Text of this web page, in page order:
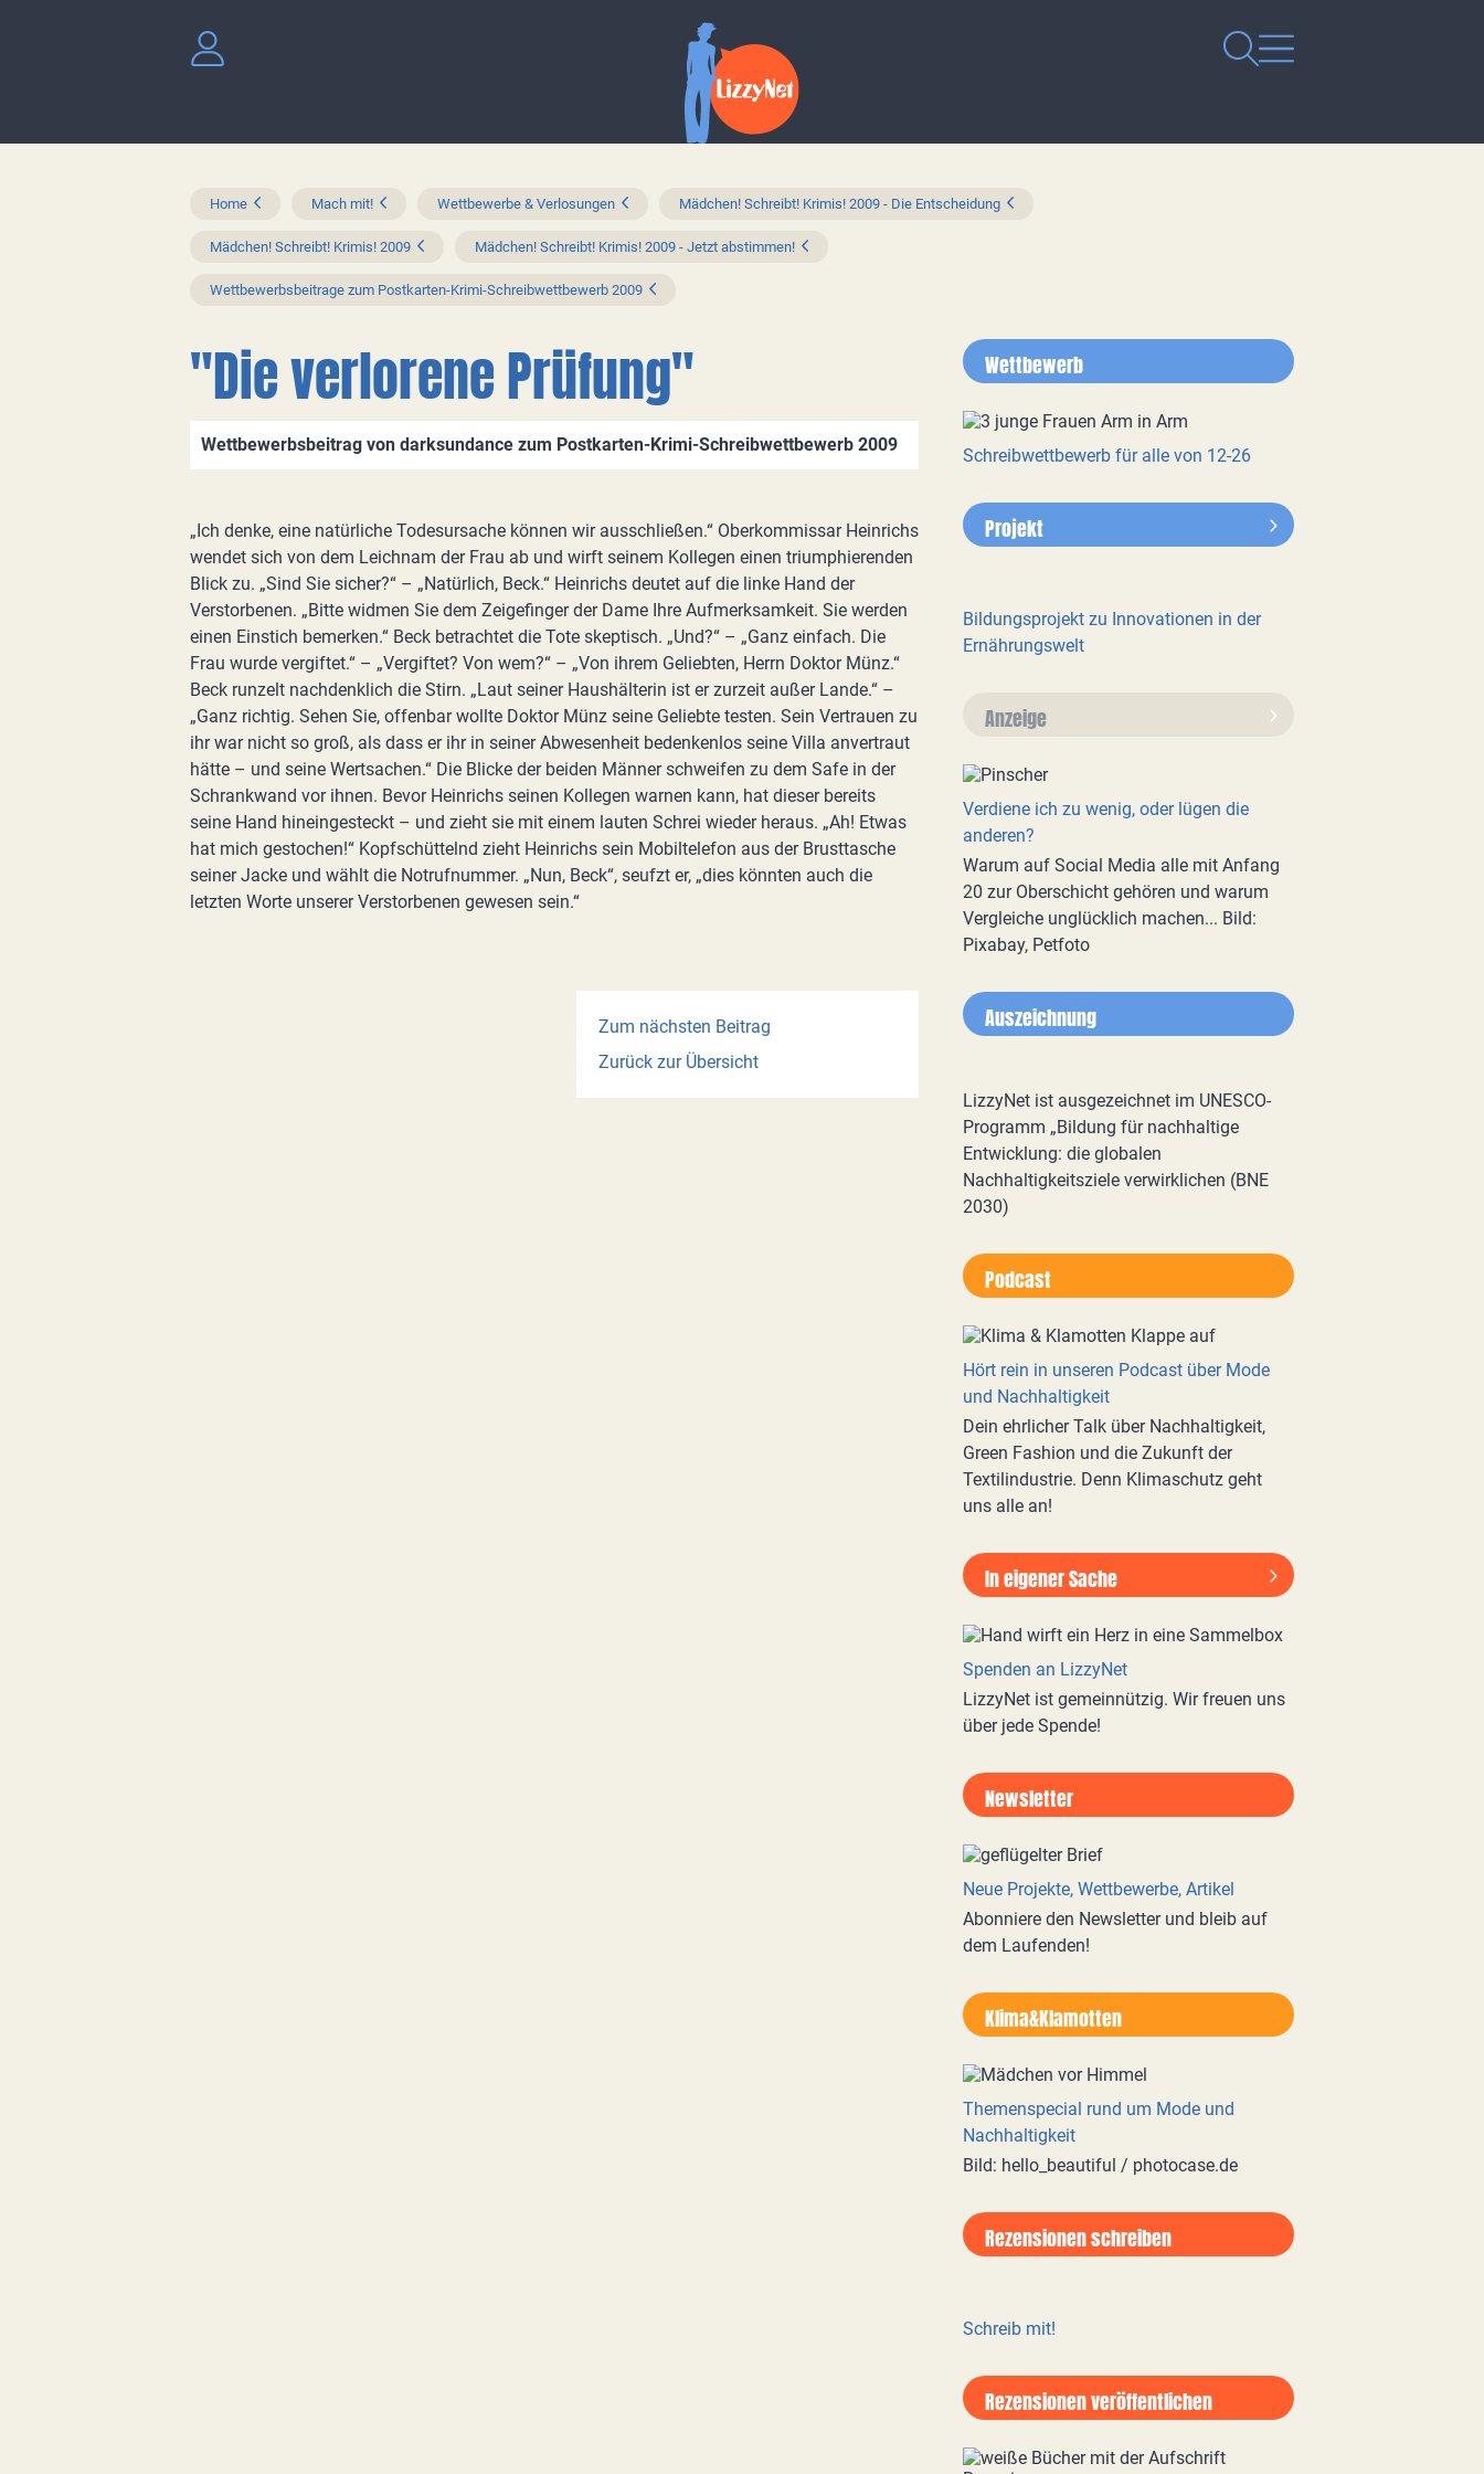
Home Mach mit! Wettbewerbe & Verlosungen Mädchen! Schreibt! Krimis! 2009 - Die Entscheidung
Mädchen! Schreibt! Krimis! 2009 Mädchen! Schreibt! Krimis! 2009 - Jetzt abstimmen!
Wettbewerbsbeitrage zum Postkarten-Krimi-Schreibwettbewerb 2009
"Die verlorene Prüfung"
Wettbewerbsbeitrag von darksundance zum Postkarten-Krimi-Schreibwettbewerb 2009
„Ich denke, eine natürliche Todesursache können wir ausschließen.“ Oberkommissar Heinrichs
wendet sich von dem Leichnam der Frau ab und wirft seinem Kollegen einen triumphierenden
Blick zu. „Sind Sie sicher?“ – „Natürlich, Beck.“ Heinrichs deutet auf die linke Hand der
Verstorbenen. „Bitte widmen Sie dem Zeigefinger der Dame Ihre Aufmerksamkeit. Sie werden
einen Einstich bemerken.“ Beck betrachtet die Tote skeptisch. „Und?“ – „Ganz einfach. Die
Frau wurde vergiftet.“ – „Vergiftet? Von wem?“ – „Von ihrem Geliebten, Herrn Doktor Münz.“
Beck runzelt nachdenklich die Stirn. „Laut seiner Haushälterin ist er zurzeit außer Lande.“ –
„Ganz richtig. Sehen Sie, offenbar wollte Doktor Münz seine Geliebte testen. Sein Vertrauen zu
ihr war nicht so groß, als dass er ihr in seiner Abwesenheit bedenkenlos seine Villa anvertraut
hätte – und seine Wertsachen.“ Die Blicke der beiden Männer schweifen zu dem Safe in der
Schrankwand vor ihnen. Bevor Heinrichs seinen Kollegen warnen kann, hat dieser bereits
seine Hand hineingesteckt – und zieht sie mit einem lauten Schrei wieder heraus. „Ah! Etwas
hat mich gestochen!“ Kopfschüttelnd zieht Heinrichs sein Mobiltelefon aus der Brusttasche
seiner Jacke und wählt die Notrufnummer. „Nun, Beck“, seufzt er, „dies könnten auch die
letzten Worte unserer Verstorbenen gewesen sein.“
Zum nächsten Beitrag
Zurück zur Übersicht
Wettbewerb
Schreibwettbewerb für alle von 12-26
Projekt
Bildungsprojekt zu Innovationen in der
Ernährungswelt
Anzeige
Verdiene ich zu wenig, oder lügen die
anderen?
Warum auf Social Media alle mit Anfang
20 zur Oberschicht gehören und warum
Vergleiche unglücklich machen... Bild:
Pixabay, Petfoto
Auszeichnung
LizzyNet ist ausgezeichnet im UNESCO-
Programm „Bildung für nachhaltige
Entwicklung: die globalen
Nachhaltigkeitsziele verwirklichen (BNE
2030)
Podcast
Hört rein in unseren Podcast über Mode
und Nachhaltigkeit
Dein ehrlicher Talk über Nachhaltigkeit,
Green Fashion und die Zukunft der
Textilindustrie. Denn Klimaschutz geht
uns alle an!
In eigener Sache
Spenden an LizzyNet
LizzyNet ist gemeinnützig. Wir freuen uns
über jede Spende!
Newsletter
Neue Projekte, Wettbewerbe, Artikel
Abonniere den Newsletter und bleib auf
dem Laufenden!
Klima&Klamotten
Themenspecial rund um Mode und
Nachhaltigkeit
Bild: hello_beautiful / photocase.de
Rezensionen schreiben
Schreib mit!
Rezensionen veröffentlichen